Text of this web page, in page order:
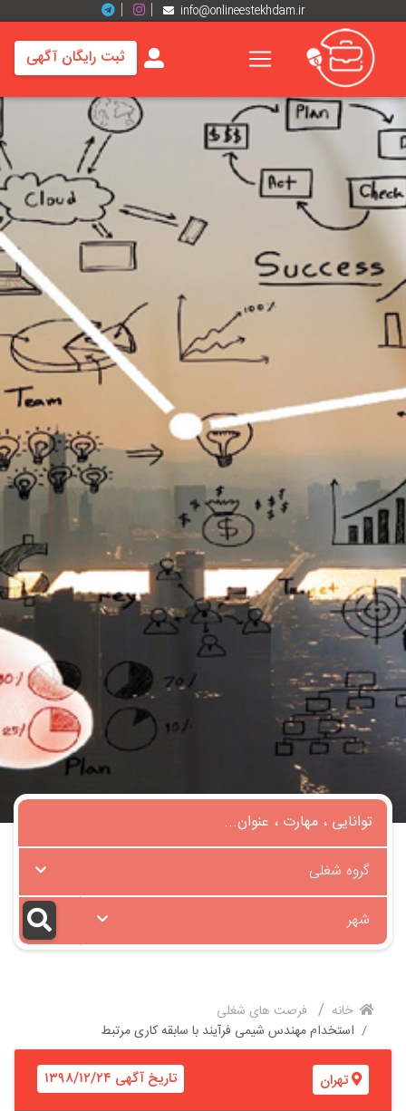
info@onlineestekhdam.ir
خانه
فرصت
برند
رزومه
ها
ما
درباره
ما
ثبت رایگان آگهی
گروه شغلی
شهر
خانه
فرصت های شغلی
استخدام مهندس شیمی فرآیند با سابقه کاری مرتبط
تهران تاریخ آگهی ۱۳۹۸/۱۲/۲۴